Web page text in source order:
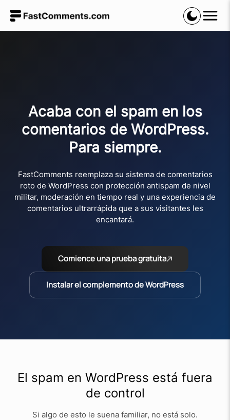
Acaba con el spam en los
comentarios de WordPress.
Para siempre.
FastComments reemplaza su sistema de comentarios
roto de WordPress con protección antispam de nivel
militar, moderación en tiempo real y una experiencia de
comentarios ultrarrápida que a sus visitantes les
encantará.
Comience una prueba gratuita
Instalar el complemento de WordPress
El spam en WordPress está fuera
de control
Si algo de esto le suena familiar, no está solo.